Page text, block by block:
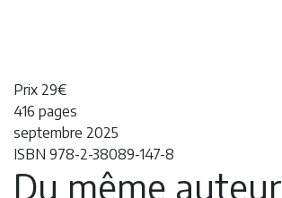
Prix 29€
416 pages
septembre 2025
ISBN 978-2-38089-147-8
Du même auteur